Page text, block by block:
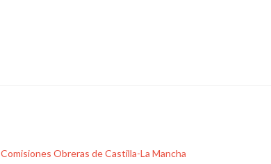
Comisiones Obreras de Castilla-La Mancha